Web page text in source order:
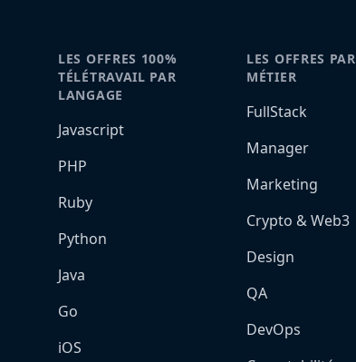
LES OFFRES 100%
TÉLÉTRAVAIL PAR
LANGAGE
Javascript
PHP
Ruby
Python
Java
Go
iOS
LES OFFRES PAR
MÉTIER
FullStack
Manager
Marketing
Crypto & Web3
Design
QA
DevOps